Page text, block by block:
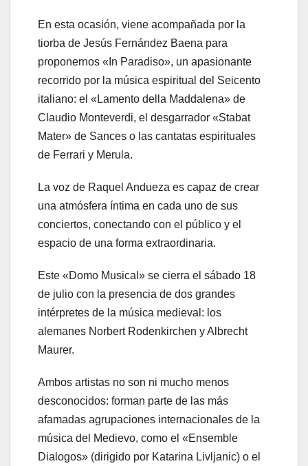
En esta ocasión, viene acompañada por la
tiorba de Jesús Fernández Baena para
proponernos «In Paradiso», un apasionante
recorrido por la música espiritual del Seicento
italiano: el «Lamento della Maddalena» de
Claudio Monteverdi, el desgarrador «Stabat
Mater» de Sances o las cantatas espirituales
de Ferrari y Merula.
La voz de Raquel Andueza es capaz de crear
una atmósfera íntima en cada uno de sus
conciertos, conectando con el público y el
espacio de una forma extraordinaria.
Este «Domo Musical» se cierra el sábado 18
de julio con la presencia de dos grandes
intérpretes de la música medieval: los
alemanes Norbert Rodenkirchen y Albrecht
Maurer.
Ambos artistas no son ni mucho menos
desconocidos: forman parte de las más
afamadas agrupaciones internacionales de la
música del Medievo, como el «Ensemble
Dialogos» (dirigido por Katarina Livljanic) o el